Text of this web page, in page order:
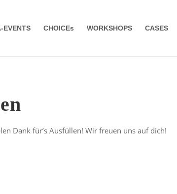
EVENTS CHOICEs WORKSHOPS CASES
Dank für’s Ausfüllen! Wir freuen uns auf dich!